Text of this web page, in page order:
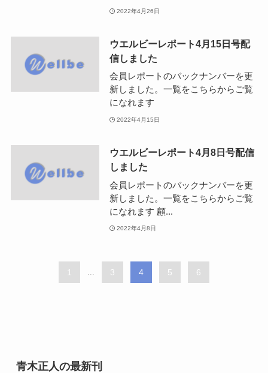
2022年4月26日
ウエルビーレポート4月15日号配
信しました
会員レポートのバックナンバーを更
新しました。一覧をこちらからご覧
になれます
2022年4月15日
ウエルビーレポート4月8日号配信
しました
会員レポートのバックナンバーを更
新しました。一覧をこちらからご覧
になれます 顧...
2022年4月8日
1 ... 3 4 5 6
青木正人の最新刊